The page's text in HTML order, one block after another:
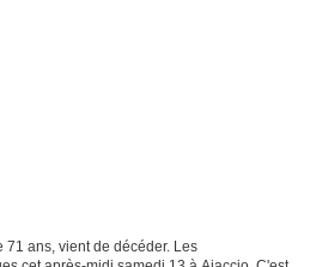
ans, vient de décéder. Les